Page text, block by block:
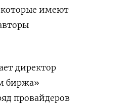
которые имеют
директор
биржа»
провайдеров